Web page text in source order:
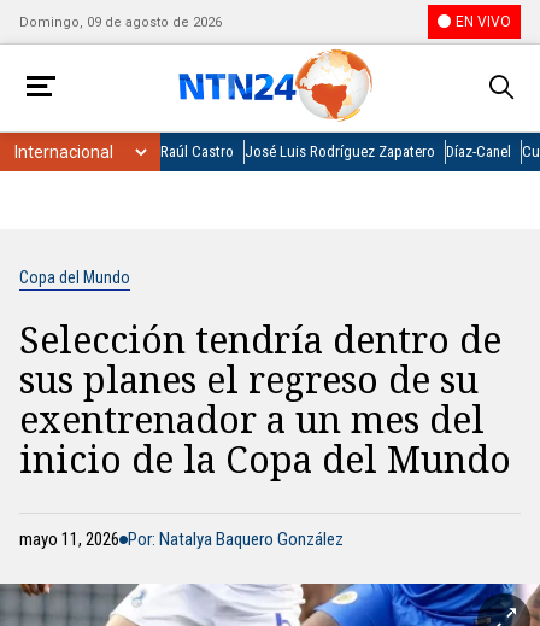
Domingo, 09 de agosto de 2026 EN VIVO
Raúl Castro José Luis Rodríguez Zapatero Díaz-Canel
Copa del Mundo
Selección tendría dentro de
sus planes el regreso de su
exentrenador a un mes del
inicio de la Copa del Mundo
mayo 11, 2026 Por: Natalya Baquero González